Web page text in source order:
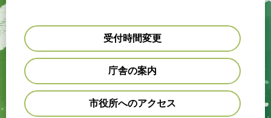
受付時間変更
庁舎の案内
市役所へのアクセス